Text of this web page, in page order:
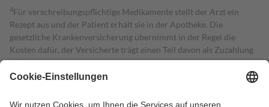
4Für verschreibungspflichtige Medikamente stellt der Arzt ein
Rezept aus und der Patient erhält sie in der Apotheke. Die
gesetzliche Krankenversicherung übernimmt in der Regel die
Kosten dafür, der Versicherte trägt einen Teil davon als Zuzahlung
mit.
Grundsätzlich leisten Mitglieder Zuzahlungen in Höhe von zehn
höchstens zehn Euro.
Es sind jedoch nie mehr als die tatsächlichen